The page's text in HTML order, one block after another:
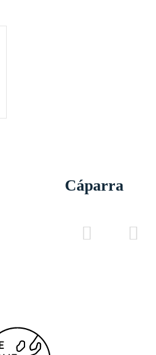
Cáparra